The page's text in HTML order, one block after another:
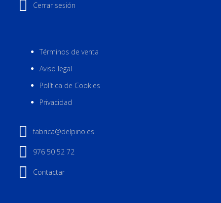
Cerrar sesión
Términos de venta
Aviso legal
Política de Cookies
Privacidad
fabrica@delpino.es
976 50 52 72
Contactar